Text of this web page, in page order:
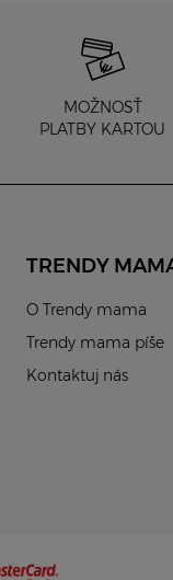
MOŽNOSŤ
PLATBY KARTOU
TRENDY
O Trendy mama
Trendy mama píše
Kontaktuj nás